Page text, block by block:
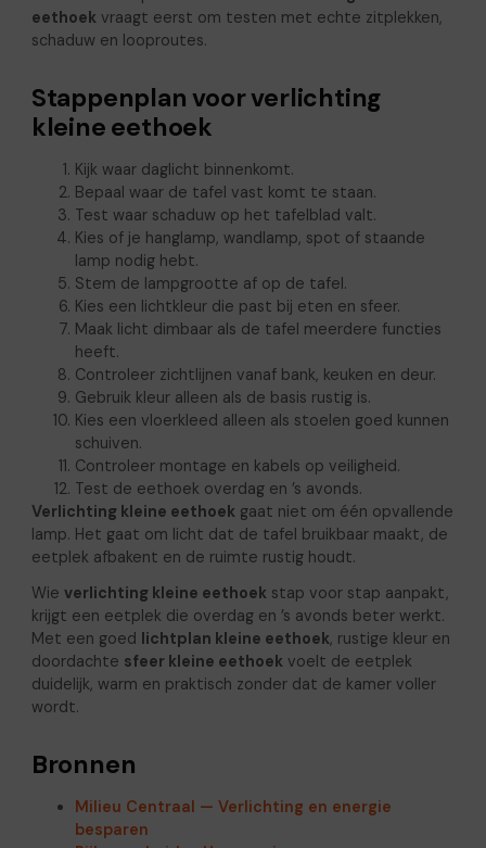
eethoekvraagt eerst om testen met echte zitplekken,
schaduw en looproutes.
Stappenplan voor verlichting
kleine eethoek
Kijk waar daglicht binnenkomt.
Bepaal waar de tafel vast komt te staan.
Test waar schaduw op het tafelblad valt.
Kies of je hanglamp, wandlamp, spot of staande
lamp nodig hebt.
Stem de lampgrootte af op de tafel.
Kies een lichtkleur die past bij eten en sfeer.
Maak licht dimbaar als de tafel meerdere functies
heeft.
Controleer zichtlijnen vanaf bank, keuken en deur.
Gebruik kleur alleen als de basis rustig is.
Kies een vloerkleed alleen als stoelen goed kunnen
schuiven.
Controleer montage en kabels op veiligheid.
Test de eethoek overdag en ’s avonds.
Verlichting kleine eethoek gaat niet om één opvallende
lamp. Het gaat om licht dat de tafel bruikbaar maakt, de
eetplek afbakent en de ruimte rustig houdt.
Wie verlichting kleine eethoekstap voor stap aanpakt,
krijgt een eetplek die overdag en ’s avonds beter werkt.
Met een goed
lichtplan kleine eethoek, rustige kleur en
doordachte sfeer kleine eethoekvoelt de eetplek
duidelijk, warm en praktisch zonder dat de kamer voller
wordt.
Bronnen
Milieu Centraal — Verlichting en energie
besparen